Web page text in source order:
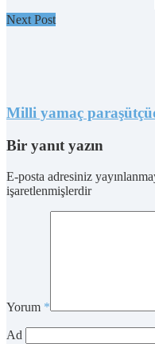
Next Post
Milli yamaç
Bir yanıt yazın
E-posta adresiniz
işaretlenmişlerdir
Yorum *
Ad